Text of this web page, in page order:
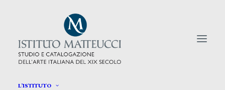
L’ISTITUTO